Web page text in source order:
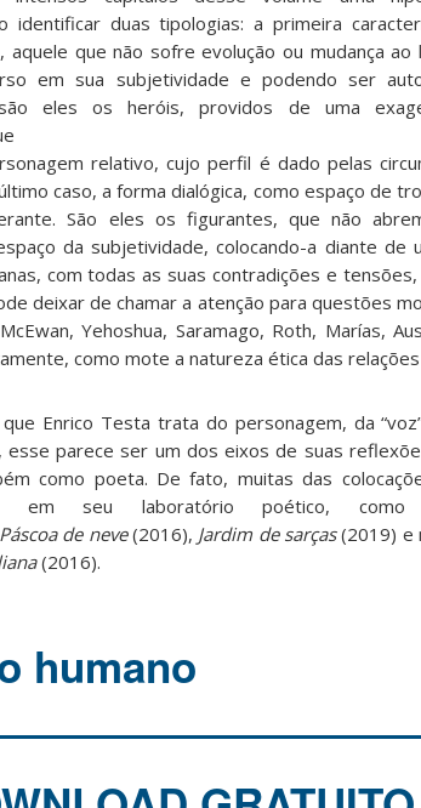
identificar duas tipologias: a primeira
que não sofre evolução ou mudança ao
em sua subjetividade e podendo ser
eles os heróis, providos de uma
relativo, cujo perfil é dado pelas
caso, a forma dialógica, como espaço de
São eles os figurantes, que não
da subjetividade, colocando-a diante de
com todas as suas contradições e
deixar de chamar a atenção para questões
Yehoshua, Saramago, Roth, Marías,
como mote a natureza ética das relações
Enrico Testa trata do personagem, da
parece ser um dos eixos de suas
como poeta. De fato, muitas das
em seu laboratório poético,
Páscoa de neve(2016), Jardim de sarças(2019) e
(2016).
humano